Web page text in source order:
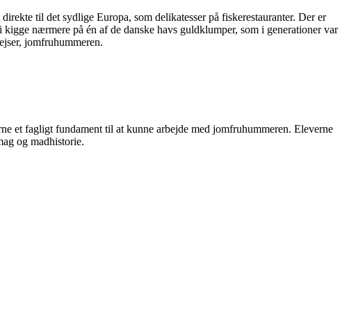
til det sydlige Europa, som delikatesser på fiskerestauranter. Der er
nærmere på én af de danske havs guldklumper, som i generationer var
jomfruhummeren.
et fagligt fundament til at kunne arbejde med jomfruhummeren. Eleverne
og madhistorie.